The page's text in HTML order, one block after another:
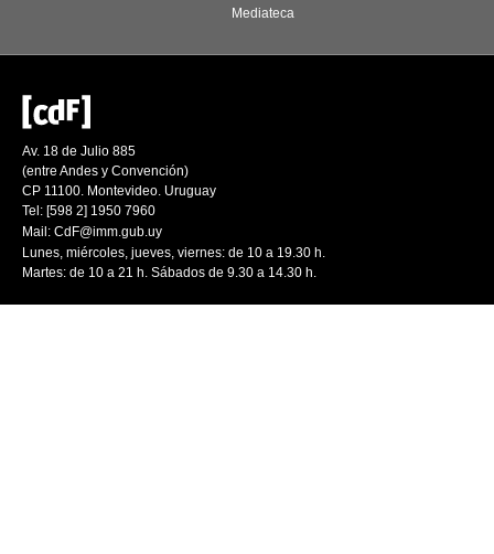
Mediateca
Av. 18 de Julio 885
(entre Andes y Convención)
CP 11100. Montevideo. Uruguay
Tel: [598 2] 1950 7960
Mail: CdF@imm.gub.uy
Lunes, miércoles, jueves, viernes: de 10 a 19.30 h.
Martes: de 10 a 21 h. Sábados de 9.30 a 14.30 h.